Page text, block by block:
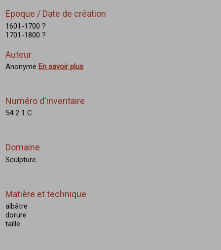
Epoque / Date de création
1601-1700 ?
1701-1800 ?
Auteur
Anonyme En savoir plus
Numéro d'inventaire
54 2 1 C
Domaine
Sculpture
Matière et technique
albâtre
dorure
taille